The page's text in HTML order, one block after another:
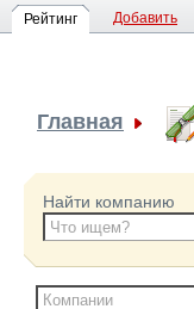
Рейтинг Добавить
Главная
Найти компанию